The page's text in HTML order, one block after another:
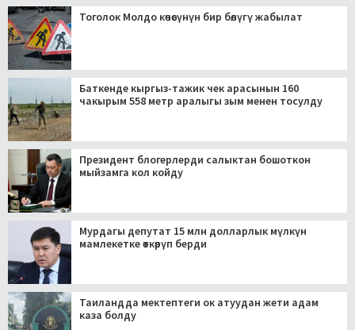
Тоголок Молдо көчөсүнүн бир бөлүгү жабылат
Баткенде кыргыз-тажик чек арасынын 160
чакырым 558 метр аралыгы зым менен тосулду
Президент блогерлерди салыктан бошоткон
мыйзамга кол койду
Мурдагы депутат 15 млн долларлык мүлкүн
мамлекетке өткөрүп берди
Таиландда мектептеги ок атуудан жети адам
каза болду